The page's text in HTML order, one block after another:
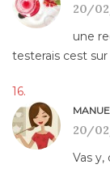
20/
une
testerais cest
20/
Vas y,